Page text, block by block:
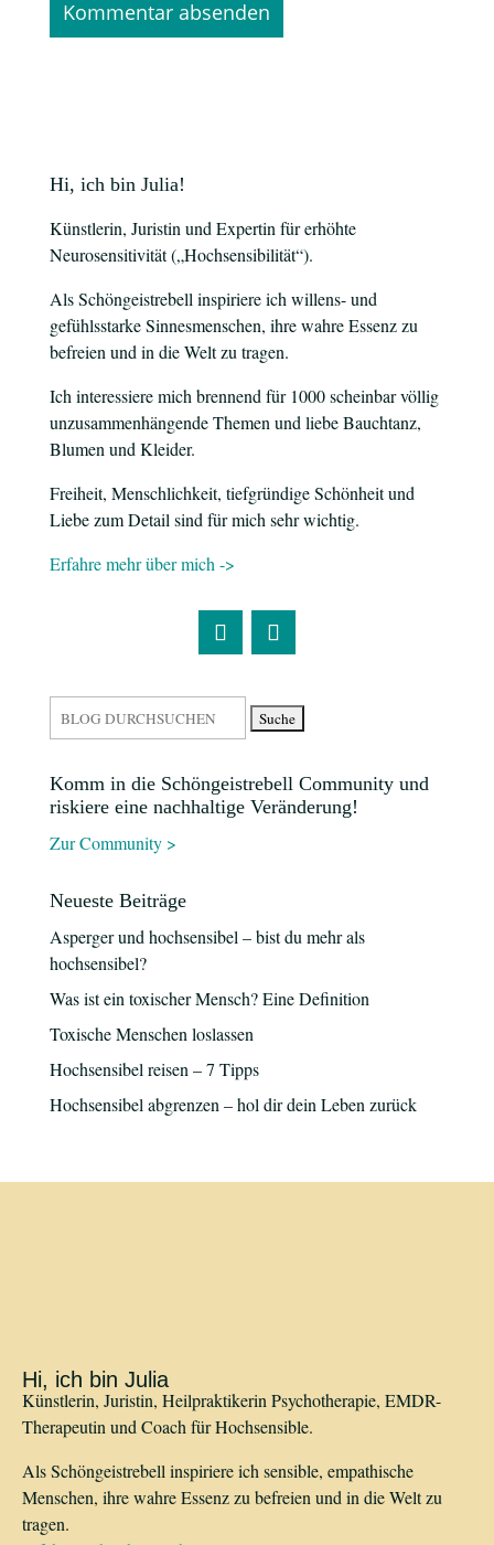
Hi, ich bin Julia!
Künstlerin, Juristin und Expertin für erhöhte
Neurosensitivität („Hochsensibilität“).
Als Schöngeistrebell inspiriere ich willens- und
gefühlsstarke Sinnesmenschen, ihre wahre Essenz zu
befreien und in die Welt zu tragen.
Ich interessiere mich brennend für 1000 scheinbar völlig
unzusammenhängende Themen und liebe Bauchtanz,
Blumen und Kleider.
Freiheit, Menschlichkeit, tiefgründige Schönheit und
Liebe zum Detail sind für mich sehr wichtig.
Erfahre mehr über mich ->
Suchen
nach:
Komm in die Schöngeistrebell Community und
riskiere eine nachhaltige Veränderung!
Zur Community >
Neueste Beiträge
Asperger und hochsensibel – bist du mehr als
hochsensibel?
Was ist ein toxischer Mensch? Eine Definition
Toxische Menschen loslassen
Hochsensibel reisen – 7 Tipps
Hochsensibel abgrenzen – hol dir dein Leben zurück
Hi, ich bin Julia
Künstlerin, Juristin, Heilpraktikerin Psychotherapie, EMDR-
Therapeutin und Coach für Hochsensible.
Als Schöngeistrebell inspiriere ich sensible, empathische
Menschen, ihre wahre Essenz zu befreien und in die Welt zu
tragen.